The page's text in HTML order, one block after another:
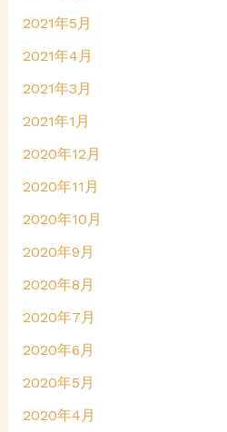
2021年5月
2021年4月
2021年3月
2021年1月
2020年12月
2020年11月
2020年10月
2020年9月
2020年8月
2020年7月
2020年6月
2020年5月
2020年4月